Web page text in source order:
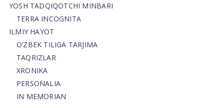
YOSH TADQIQOTCHI MINBARI
TERRA INCOGNITA
ILMIY HAYOT
O’ZBEK TILIGA TARJIMA
TAQRIZLAR
XRONIKA
PERSONALIA
IN MEMORIAN